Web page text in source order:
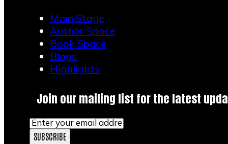
Main Stage
Author Space
Book Space
Blogs
Highlights
Join our mailing list for the latest
SUBSCRIBE